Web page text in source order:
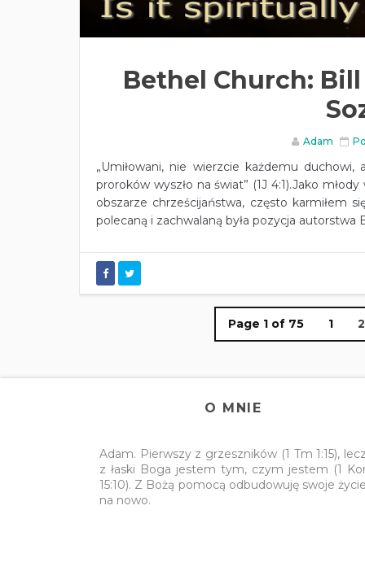
Bethel Church:
Adam
„Umiłowani, nie wierzcie każdemu
proroków wyszło na świat” (1J 4:1).Jako
obszarze chrześcijaństwa, często karmiłem
polecaną i zachwalaną była pozycja autorstwa
Page 1 of 75 1 2
O MNIE
Adam. Pierwszy z grzeszników (1 Tm 1:15),
z łaski Boga jestem tym, czym jestem (1
15:10). Z Bożą pomocą odbudowuję swoje
na nowo.